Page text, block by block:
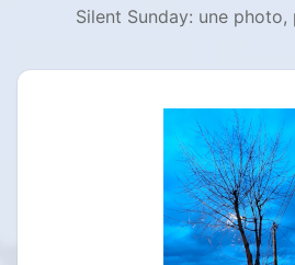
Silent Sunday: une